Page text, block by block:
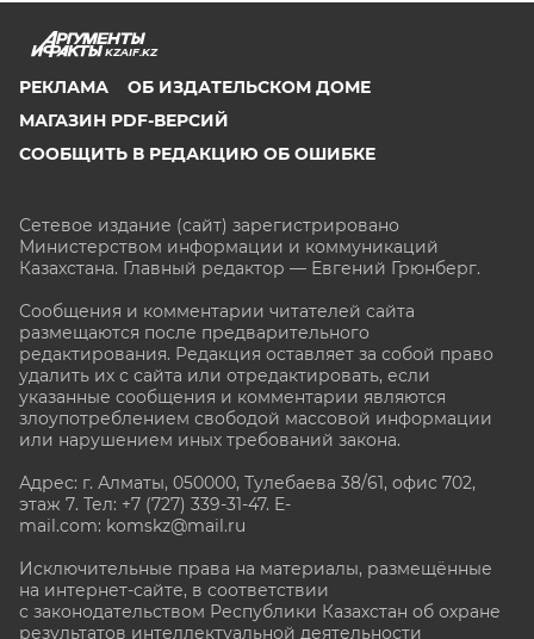
KZAIF.KZ
РЕКЛАМА
ОБ ИЗДАТЕЛЬСКОМ ДОМЕ
МАГАЗИН PDF-ВЕРСИЙ
СООБЩИТЬ В РЕДАКЦИЮ ОБ ОШИБКЕ
Сетевое издание (сайт) зарегистрировано
Министерством информации и коммуникаций
Казахстана. Главный редактор — Евгений Грюнберг.
Сообщения и комментарии читателей сайта
размещаются после предварительного
редактирования. Редакция оставляет за собой право
удалить их с сайта или отредактировать, если
указанные сообщения и комментарии являются
злоупотреблением свободой массовой информации
или нарушением иных требований закона.
Адрес: г. Алматы, 050000, Тулебаева 38/61, офис 702,
этаж 7. Тел: +7 (727) 339-31-47. E-
mail.com: komskz@mail.ru
Исключительные права на материалы, размещённые
на интернет-сайте, в соответствии
с законодательством Республики Казахстан об охране
результатов интеллектуальной деятельности